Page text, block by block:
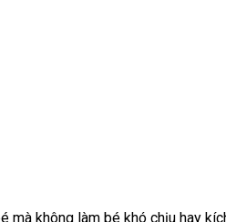
không làm bé khó chịu hay